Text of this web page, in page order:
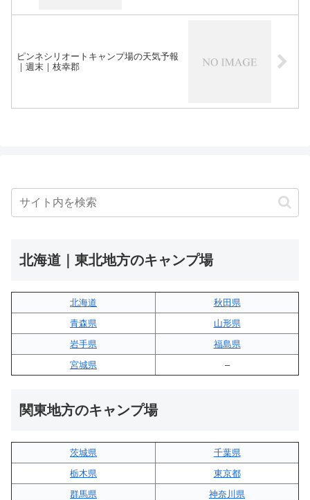
ピンネシリオートキャンプ場の天気予報
｜週末｜枝幸郡
北海道｜東北地方のキャンプ場
北海道
秋田県
青森県
山形県
岩手県
福島県
宮城県
–
関東地方のキャンプ場
茨城県
千葉県
栃木県
東京都
群馬県
神奈川県